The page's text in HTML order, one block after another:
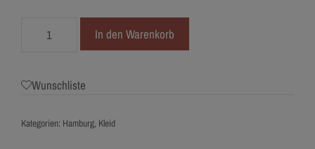
by
In den Warenkorb
Wunschliste
Kategorien: Hamburg, Kleid